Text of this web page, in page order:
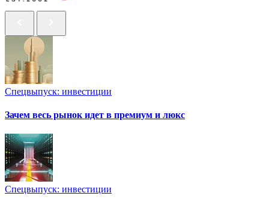
Спецвыпуск: инвестиции
Зачем весь рынок идет в премиум и люкс
Спецвыпуск: инвестиции